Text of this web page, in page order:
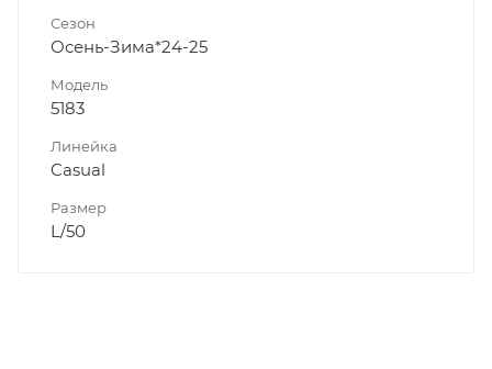
Сезон
Осень-Зима*24-25
Модель
5183
Линейка
Casual
Размер
L/50